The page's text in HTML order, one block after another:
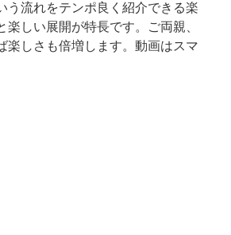
う流れをテンポ良く紹介できる楽
しい展開が特長です。ご両親、
楽しさも倍増します。動画はスマ